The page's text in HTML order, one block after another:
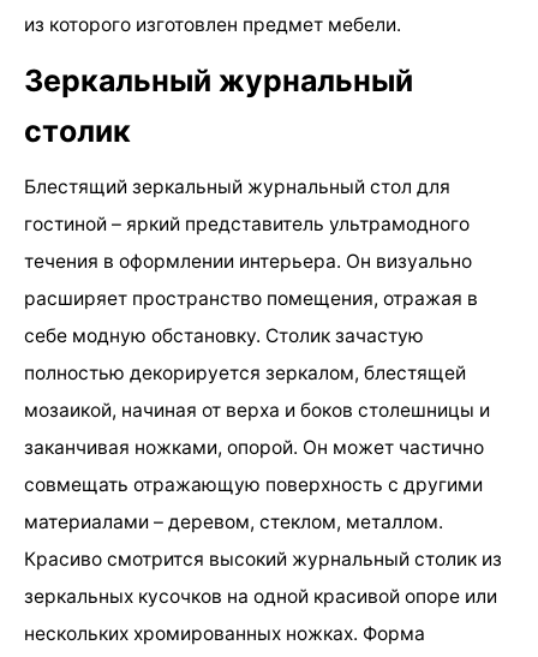
из которого изготовлен предмет мебели.
Зеркальный журнальный
столик
Блестящий зеркальный журнальный стол для
гостиной – яркий представитель ультрамодного
течения в оформлении интерьера. Он визуально
расширяет пространство помещения, отражая в
себе модную обстановку. Столик зачастую
полностью декорируется зеркалом, блестящей
мозаикой, начиная от верха и боков столешницы и
заканчивая ножками, опорой. Он может частично
совмещать отражающую поверхность с другими
материалами – деревом, стеклом, металлом.
Красиво смотрится высокий журнальный столик из
зеркальных кусочков на одной красивой опоре или
нескольких хромированных ножках. Форма